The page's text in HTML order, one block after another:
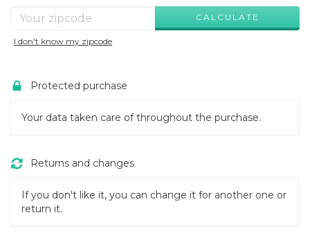
CALCULATE
I don't know my zipcode
Protected purchase
Your data taken care of throughout the purchase.
Returns and changes
If you don't like it, you can change it for another one or
return it.